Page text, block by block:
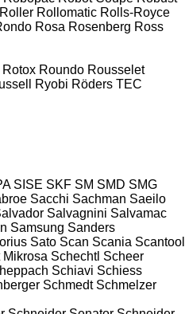
Roller Rollomatic Rolls-Royce
Rosa Rosenberg Ross
Rotox Roundo Rousselet
Ryobi Röders TEC
SISE SKF SM SMD SMG
Sacchi Sachman Saeilo
Salvagnini Salvamac
Samsung Sanders
Sato Scan Scania Scantool
Mikrosa Schechtl Scheer
Schiavi Schiess
Schmedt Schmelzer